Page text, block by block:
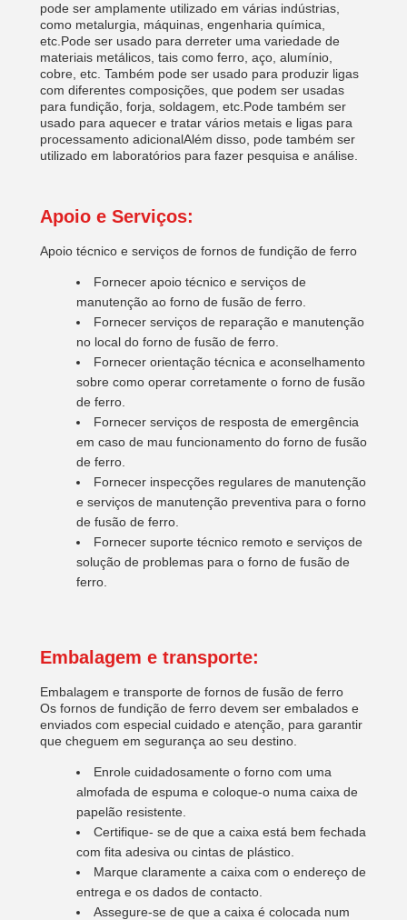
pode ser amplamente utilizado em várias indústrias,
como metalurgia, máquinas, engenharia química,
etc.Pode ser usado para derreter uma variedade de
materiais metálicos, tais como ferro, aço, alumínio,
cobre, etc. Também pode ser usado para produzir ligas
com diferentes composições, que podem ser usadas
para fundição, forja, soldagem, etc.Pode também ser
usado para aquecer e tratar vários metais e ligas para
processamento adicionalAlém disso, pode também ser
utilizado em laboratórios para fazer pesquisa e análise.
Apoio e Serviços:
Apoio técnico e serviços de fornos de fundição de ferro
Fornecer apoio técnico e serviços de
manutenção ao forno de fusão de ferro.
Fornecer serviços de reparação e manutenção
no local do forno de fusão de ferro.
Fornecer orientação técnica e aconselhamento
sobre como operar corretamente o forno de fusão
de ferro.
Fornecer serviços de resposta de emergência
em caso de mau funcionamento do forno de fusão
de ferro.
Fornecer inspecções regulares de manutenção
e serviços de manutenção preventiva para o forno
de fusão de ferro.
Fornecer suporte técnico remoto e serviços de
solução de problemas para o forno de fusão de
ferro.
Embalagem e transporte:
Embalagem e transporte de fornos de fusão de ferro
Os fornos de fundição de ferro devem ser embalados e
enviados com especial cuidado e atenção, para garantir
que cheguem em segurança ao seu destino.
Enrole cuidadosamente o forno com uma
almofada de espuma e coloque-o numa caixa de
papelão resistente.
Certifique- se de que a caixa está bem fechada
com fita adesiva ou cintas de plástico.
Marque claramente a caixa com o endereço de
entrega e os dados de contacto.
Assegure-se de que a caixa é colocada num